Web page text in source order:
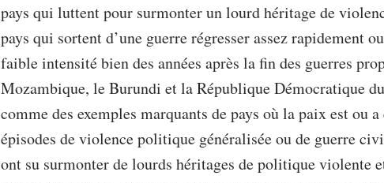
pays qui luttent pour surmonter un lourd héritage de
pays qui sortent d’une guerre régresser assez rapidement
faible intensité bien des années après la fin des guerres
Mozambique, le Burundi et la République Démocratique
comme des exemples marquants de pays où la paix est ou
épisodes de violence politique généralisée ou de guerre
ont su surmonter de lourds héritages de politique violente